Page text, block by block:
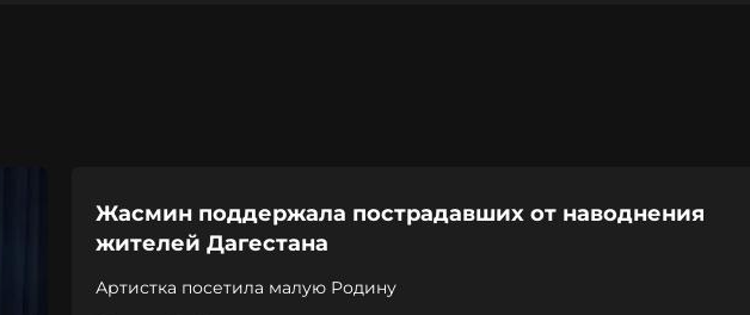
Жасмин поддержала пострадавших от наводнения
жителей Дагестана
Артистка посетила малую Родину